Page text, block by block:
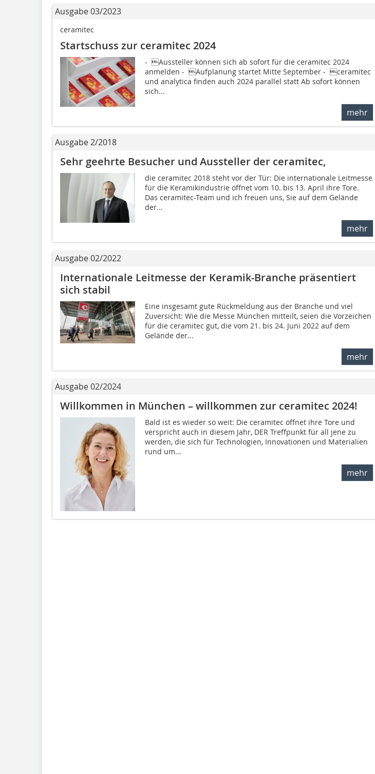
Ausgabe 03/2023
ceramitec
Startschuss zur ceramitec 2024
- Aussteller können sich ab sofort für die ceramitec 2024
anmelden - Aufplanung startet Mitte September - ceramitec
und analytica finden auch 2024 parallel statt Ab sofort können
sich...
mehr
Ausgabe 2/2018
Sehr geehrte Besucher und Aussteller der ceramitec,
die ceramitec 2018 steht vor der Tür: Die internationale Leitmesse
für die Keramikindustrie öffnet vom 10. bis 13. April ihre Tore.
Das ceramitec-Team und ich freuen uns, Sie auf dem Gelände
der...
mehr
Ausgabe 02/2022
Internationale Leitmesse der Keramik-Branche präsentiert
sich stabil
Eine insgesamt gute Rückmeldung aus der Branche und viel
Zuversicht: Wie die Messe München mitteilt, seien die Vorzeichen
für die ceramitec gut, die vom 21. bis 24. Juni 2022 auf dem
Gelände der...
mehr
Ausgabe 02/2024
Willkommen in München – willkommen zur ceramitec 2024!
Bald ist es wieder so weit: Die ceramitec öffnet ihre Tore und
verspricht auch in diesem Jahr, DER Treffpunkt für all jene zu
werden, die sich für Technologien, Innovationen und Materialien
rund um...
mehr